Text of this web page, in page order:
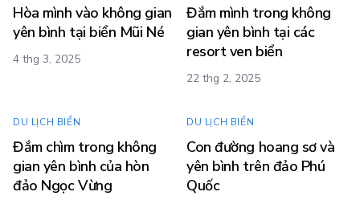
Hòa mình vào không gian
yên bình tại biển Mũi Né
4 thg 3, 2025
Đắm mình trong không
gian yên bình tại các
resort ven biển
22 thg 2, 2025
DU LỊCH BIỂN
Đắm chìm trong không
gian yên bình của hòn
đảo Ngọc Vừng
DU LỊCH BIỂN
Con đường hoang sơ và
yên bình trên đảo Phú
Quốc